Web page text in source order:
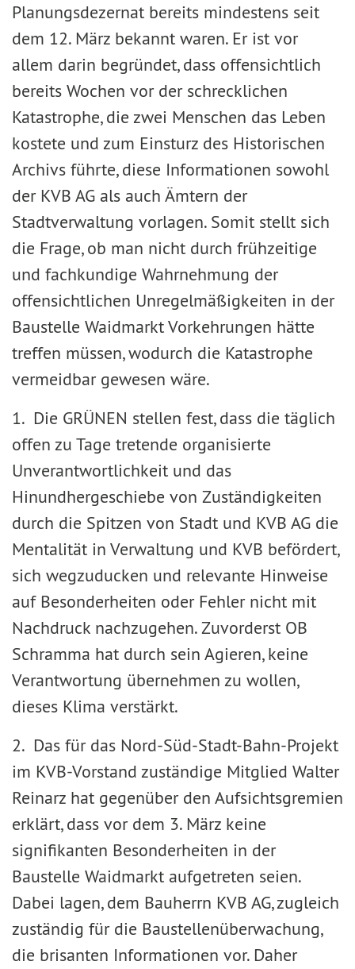
Planungsdezernat bereits mindestens seit
dem 12. März bekannt waren. Er ist vor
allem darin begründet, dass offensichtlich
bereits Wochen vor der schrecklichen
Katastrophe, die zwei Menschen das Leben
kostete und zum Einsturz des Historischen
Archivs führte, diese Informationen sowohl
der KVB AG als auch Ämtern der
Stadtverwaltung vorlagen. Somit stellt sich
die Frage, ob man nicht durch frühzeitige
und fachkundige Wahrnehmung der
offensichtlichen Unregelmäßigkeiten in der
Baustelle Waidmarkt Vorkehrungen hätte
treffen müssen, wodurch die Katastrophe
vermeidbar gewesen wäre.
1. Die GRÜNEN stellen fest, dass die täglich
offen zu Tage tretende organisierte
Unverantwortlichkeit und das
Hinundhergeschiebe von Zuständigkeiten
durch die Spitzen von Stadt und KVB AG die
Mentalität in Verwaltung und KVB befördert,
sich wegzuducken und relevante Hinweise
auf Besonderheiten oder Fehler nicht mit
Nachdruck nachzugehen. Zuvorderst OB
Schramma hat durch sein Agieren, keine
Verantwortung übernehmen zu wollen,
dieses Klima verstärkt.
2. Das für das Nord-Süd-Stadt-Bahn-Projekt
im KVB-Vorstand zuständige Mitglied Walter
Reinarz hat gegenüber den Aufsichtsgremien
erklärt, dass vor dem 3. März keine
signifikanten Besonderheiten in der
Baustelle Waidmarkt aufgetreten seien.
Dabei lagen, dem Bauherrn KVB AG, zugleich
zuständig für die Baustellenüberwachung,
die brisanten Informationen vor. Daher